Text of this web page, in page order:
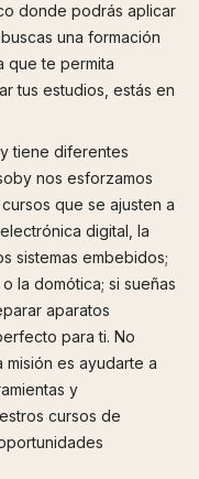
donde podrás aplicar
una formación
que te permita
tus estudios, estás en
tiene diferentes
nos esforzamos
que se ajusten a
digital, la
sistemas embebidos;
la domótica; si sueñas
aparatos
para ti. No
misión es ayudarte a
y
cursos de